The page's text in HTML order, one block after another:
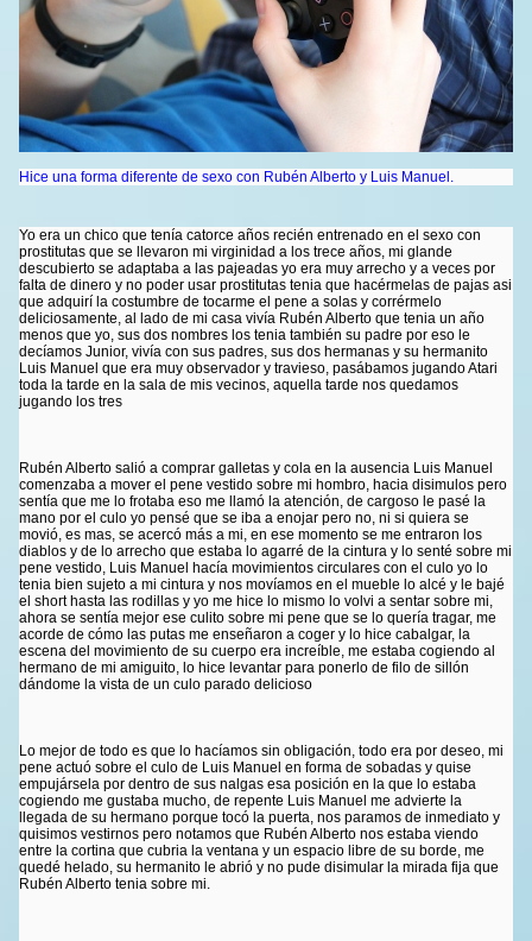
Hice una forma diferente de sexo con Rubén Alberto y Luis Manuel.
Yo era un chico que tenía catorce años recién entrenado en el sexo con
prostitutas que se llevaron mi virginidad a los trece años, mi glande
descubierto se adaptaba a las pajeadas yo era muy arrecho y a veces por
falta de dinero y no poder usar prostitutas tenia que hacérmelas de pajas asi
que adquirí la costumbre de tocarme el pene a solas y corrérmelo
deliciosamente, al lado de mi casa vivía Rubén Alberto que tenia un año
menos que yo, sus dos nombres los tenia también su padre por eso le
decíamos Junior, vivía con sus padres, sus dos hermanas y su hermanito
Luis Manuel que era muy observador y travieso, pasábamos jugando Atari
toda la tarde en la sala de mis vecinos, aquella tarde nos quedamos
jugando los tres
Rubén Alberto salió a comprar galletas y cola en la ausencia Luis Manuel
comenzaba a mover el pene vestido sobre mi hombro, hacia disimulos pero
sentía que me lo frotaba eso me llamó la atención, de cargoso le pasé la
mano por el culo yo pensé que se iba a enojar pero no, ni si quiera se
movió, es mas, se acercó más a mi, en ese momento se me entraron los
diablos y de lo arrecho que estaba lo agarré de la cintura y lo senté sobre mi
pene vestido, Luis Manuel hacía movimientos circulares con el culo yo lo
tenia bien sujeto a mi cintura y nos movíamos en el mueble lo alcé y le bajé
el short hasta las rodillas y yo me hice lo mismo lo volvi a sentar sobre mi,
ahora se sentía mejor ese culito sobre mi pene que se lo quería tragar, me
acorde de cómo las putas me enseñaron a coger y lo hice cabalgar, la
escena del movimiento de su cuerpo era increíble, me estaba cogiendo al
hermano de mi amiguito, lo hice levantar para ponerlo de filo de sillón
dándome la vista de un culo parado delicioso
Lo mejor de todo es que lo hacíamos sin obligación, todo era por deseo, mi
pene actuó sobre el culo de Luis Manuel en forma de sobadas y quise
empujársela por dentro de sus nalgas esa posición en la que lo estaba
cogiendo me gustaba mucho, de repente Luis Manuel me advierte la
llegada de su hermano porque tocó la puerta, nos paramos de inmediato y
quisimos vestirnos pero notamos que Rubén Alberto nos estaba viendo
entre la cortina que cubria la ventana y un espacio libre de su borde, me
quedé helado, su hermanito le abrió y no pude disimular la mirada fija que
Rubén Alberto tenia sobre mi.